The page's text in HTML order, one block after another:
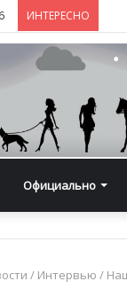
ИНТЕРЕСНО
Официально
/ Интервью /